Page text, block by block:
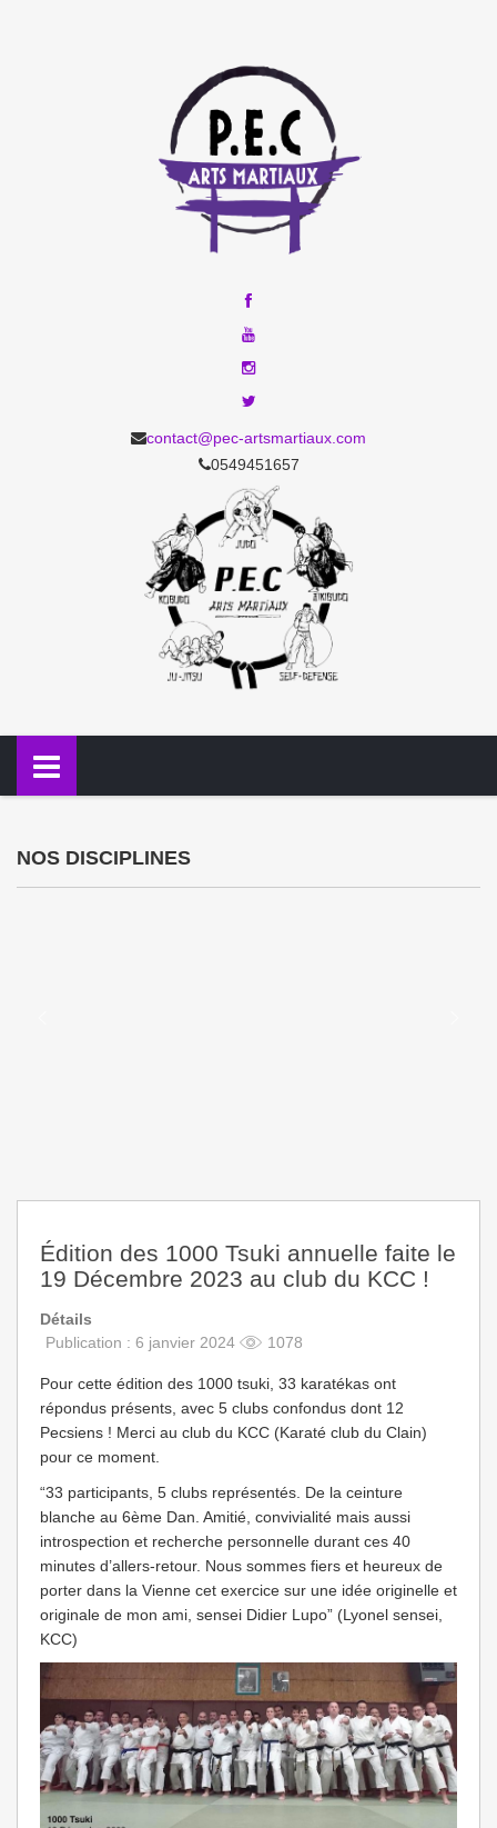
contact@pec-artsmartiaux.com
0549451657
NOS DISCIPLINES
Édition des 1000 Tsuki annuelle faite le
19 Décembre 2023 au club du KCC !
Détails
Publication : 6 janvier 2024
1078
Pour cette édition des 1000 tsuki, 33 karatékas ont
répondus présents, avec 5 clubs confondus dont 12
Pecsiens ! Merci au club du KCC (Karaté club du Clain)
pour ce moment.
“33 participants, 5 clubs représentés. De la ceinture
blanche au 6ème Dan. Amitié, convivialité mais aussi
introspection et recherche personnelle durant ces 40
minutes d’allers-retour. Nous sommes fiers et heureux de
porter dans la Vienne cet exercice sur une idée originelle et
originale de mon ami, sensei Didier Lupo” (Lyonel sensei,
KCC)